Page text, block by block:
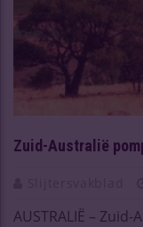
Zuid-Australië
AUSTRALIË –